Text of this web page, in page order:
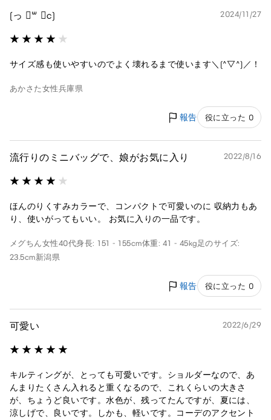
‪(っ ॑꒳ ॑c) 2024/11/27
サイズ感も使いやすいのでよく壊れるまで使います＼(^▽^)／！
あかさた女性兵庫県
報告 役に立った 0
流行りのミニバッグで、娘がお気に入り 2022/8/16
ほんのりくすみカラーで、コンパクトで可愛いのに 収納力もあ
り、使いがってもいい。 お気に入りの一品です。
メグちん女性40代身長: 151 - 155cm体重: 41 - 45kg足のサイズ:
23.5cm新潟県
報告 役に立った 0
可愛い 2022/6/29
キルティングが、とっても可愛いです。ショルダーなので、あ
んまりたくさん入れると重くなるので、これくらいの大きさ
が、ちょうど良いです。水色が、残ってたんですが、夏には、
涼しげで、良いです。しかも、軽いです。コーデのアクセント